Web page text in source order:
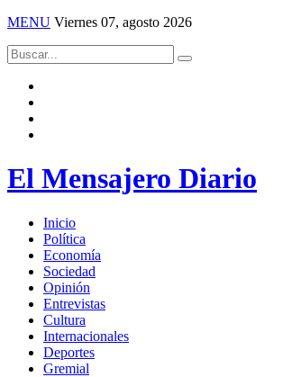
MENU Viernes 07, agosto 2026
El Mensajero Diario
Inicio
Política
Economía
Sociedad
Opinión
Entrevistas
Cultura
Internacionales
Deportes
Gremial